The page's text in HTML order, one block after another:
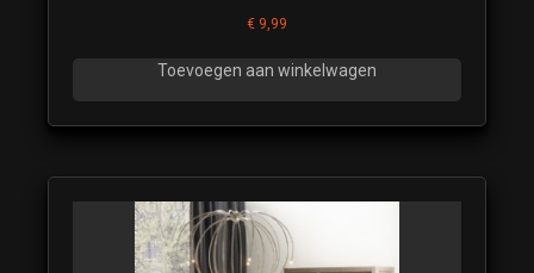
€ 9,99
Toevoegen aan winkelwagen